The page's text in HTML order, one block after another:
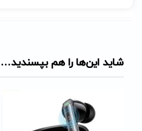
شاید این‌ها را هم بپسندید…